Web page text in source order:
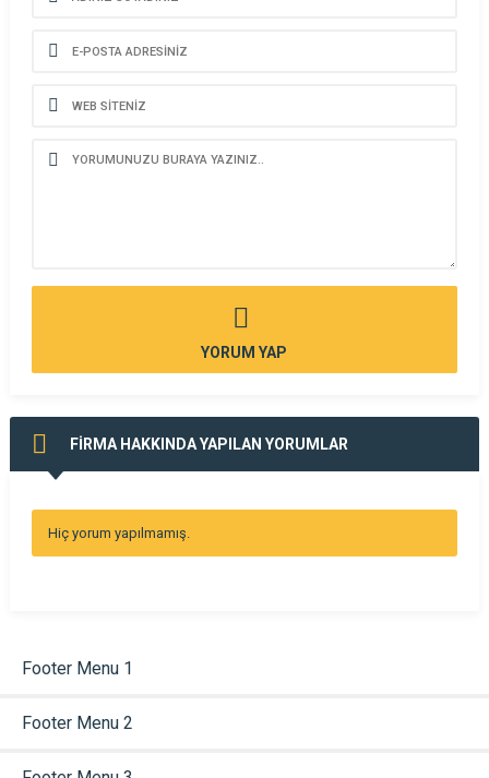
YORUM YAP
FİRMA HAKKINDA YAPILAN YORUMLAR
Hiç yorum yapılmamış.
Footer Menu 1
Footer Menu 2